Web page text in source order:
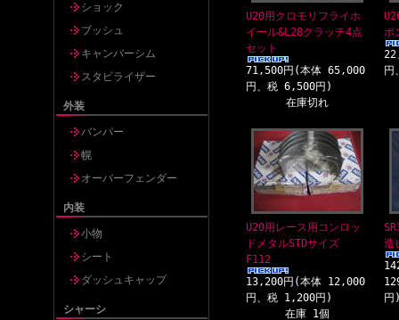
ショック
ブッシュ
キャンバーシム
スタビライザー
外装
バンパー
幌
オーバーフェンダー
内装
小物
シート
ダッシュキャップ
シャーシ
U20用クロモリフライホ
イール&L28クラッチ4点
セット
71,500円(本体 65,000
円、税 6,500円)
在庫切れ
ポ
U20用レース用コンロッ
ドメタルSTDサイズ
F112
13,200円(本体 12,000
円、税 1,200円)
在庫 1個
造
円